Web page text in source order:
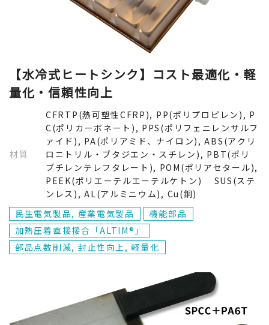
【水冷式ヒートシンク】コスト最適化・軽
量化・信頼性向上
材質
CFRTP(熱可塑性CFRP), PP(ポリプロピレン), P
C(ポリカーボネート), PPS(ポリフェニレンサルフ
ァイド), PA(ポリアミド、ナイロン), ABS(アクリ
ロニトリル・ブタジエン・スチレン), PBT(ポリ
ブチレンテレフタレート), POM(ポリアセタール),
PEEK(ポリエーテルエーテルケトン) SUS(ステ
ンレス), AL(アルミニウム), Cu(銅)
民生電気製品, 産業電気製品
機能部品
加熱圧着直接接合「ALTIM®」
部品点数削減, 封止性向上, 軽量化